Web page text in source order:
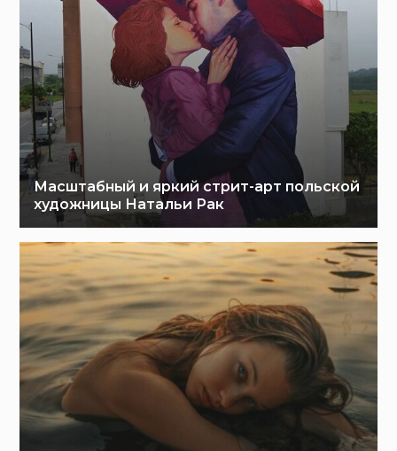
Масштабный и яркий стрит-арт польской
художницы Натальи Рак